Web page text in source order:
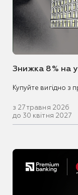
Знижка 8% на
Купуйте вигідно з
з 27 травня 2026
до 30 квітня 2027